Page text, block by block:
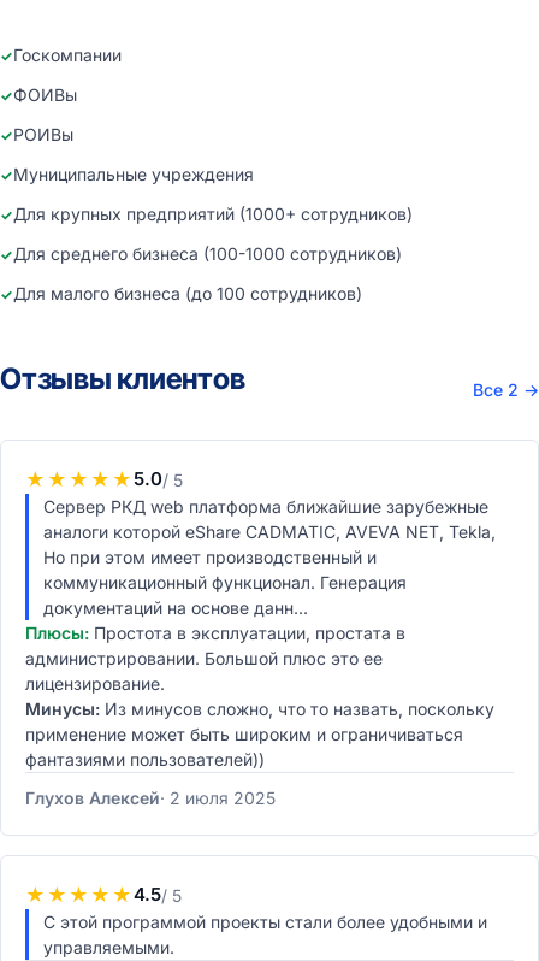
Госкомпании
ФОИВы
РОИВы
Муниципальные учреждения
Для крупных предприятий (1000+ сотрудников)
Для среднего бизнеса (100-1000 сотрудников)
Для малого бизнеса (до 100 сотрудников)
Отзывы клиентов Все 2 →
★ ★ ★ ★ ★5.0/ 5
Сервер РКД web платформа ближайшие зарубежные
аналоги которой eShare CADMATIC, AVEVA NET, Tekla,
Но при этом имеет производственный и
коммуникационный функционал. Генерация
документаций на основе данн...
Плюсы: Простота в эксплуатации, простата в
администрировании. Большой плюс это ее
лицензирование.
Минусы: Из минусов сложно, что то назвать, поскольку
применение может быть широким и ограничиваться
фантазиями пользователей))
Глухов Алексей 2 июля 2025
★ ★ ★ ★ ★4.5/ 5
С этой программой проекты стали более удобными и
управляемыми.